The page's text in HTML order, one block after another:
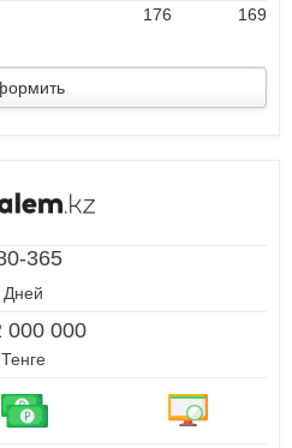
176 169
365
Дней
000 000
Тенге